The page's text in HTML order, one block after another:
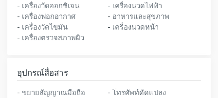
- เครื่องวัดออกซิเจน - เครื่องนวดไฟฟ้า
- เครื่องฟอกอากาศ - อาหารและสุขภาพ
- เครื่องวัดไขมัน - เครื่องนวดหน้า
- เครื่องตรวจสภาพผิว
อุปกรณ์สื่อสาร
- ขยายสัญญาณมือถือ - โทรศัพท์ดัดแปลง